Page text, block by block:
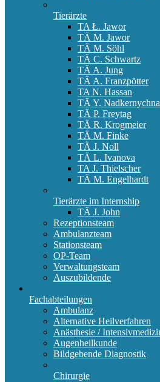
Tierärzte
TA Ł. Jawor
TÄ M. Jawor
TÄ M. Söhl
TÄ C. Schwartz
TÄ A. Jung
TÄ A. Franzpötter
TA N. Hassan
TÄ Y. Nadkernychna
TÄ P. Freytag
TÄ R. Krogmeier
TÄ M. Finke
TÄ J. Noll
TÄ L. Ivanova
TA J. Thielscher
TÄ M. Engelhardt
Tierärzte im Internship
TÄ J. John
Rezeptionsteam
Ambulanzteam
Stationsteam
OP-Team
Verwaltungsteam
Auszubildende
Fachabteilungen
Ambulanz
Alternative Heilverfahren
Anästhesie /
Augenheilkunde
Bildgebende Diagnostik
Chirurgie